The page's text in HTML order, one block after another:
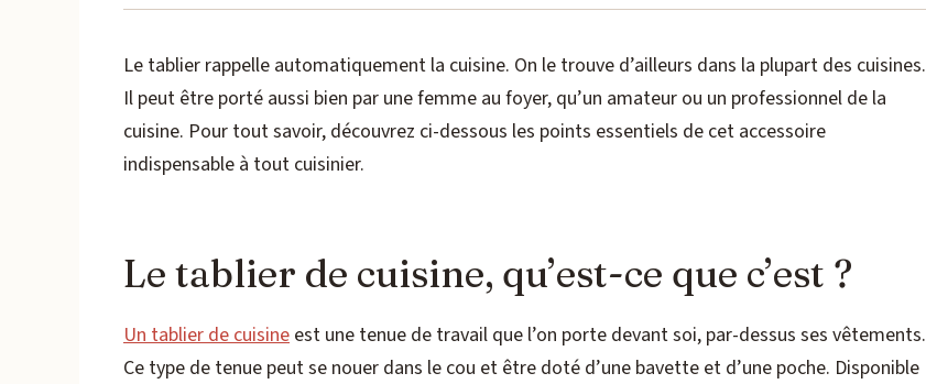
Le tablier rappelle automatiquement la cuisine. On le trouve d’ailleurs dans la plupart des cuisines.
Il peut être porté aussi bien par une femme au foyer, qu’un amateur ou un professionnel de la
cuisine. Pour tout savoir, découvrez ci-dessous les points essentiels de cet accessoire
indispensable à tout cuisinier.
Le tablier de cuisine, qu’est-ce que c’est ?
Un tablier de cuisine est une tenue de travail que l’on porte devant soi, par-dessus ses vêtements.
Ce type de tenue peut se nouer dans le cou et être doté d’une bavette et d’une poche. Disponible